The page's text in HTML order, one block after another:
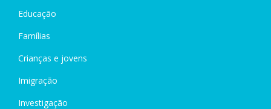
Educação
Famílias
Crianças e jovens
Imigração
Investigação